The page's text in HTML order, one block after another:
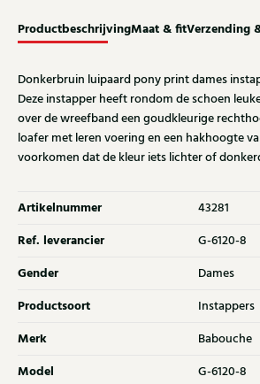
ProductbeschrijvingMaat & fitVerzending
Donkerbruin luipaard pony print dames
Deze instapper heeft rondom de schoen
over de wreefband een goudkleurige
loafer met leren voering en een hakhoogte
voorkomen dat de kleur iets lichter of
Artikelnummer 43281
Ref. leverancier G-6120-8
Gender Dames
Productsoort Instappers
Merk Babouche
Model G-6120-8